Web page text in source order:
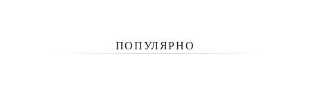
ПОПУЛЯРНО